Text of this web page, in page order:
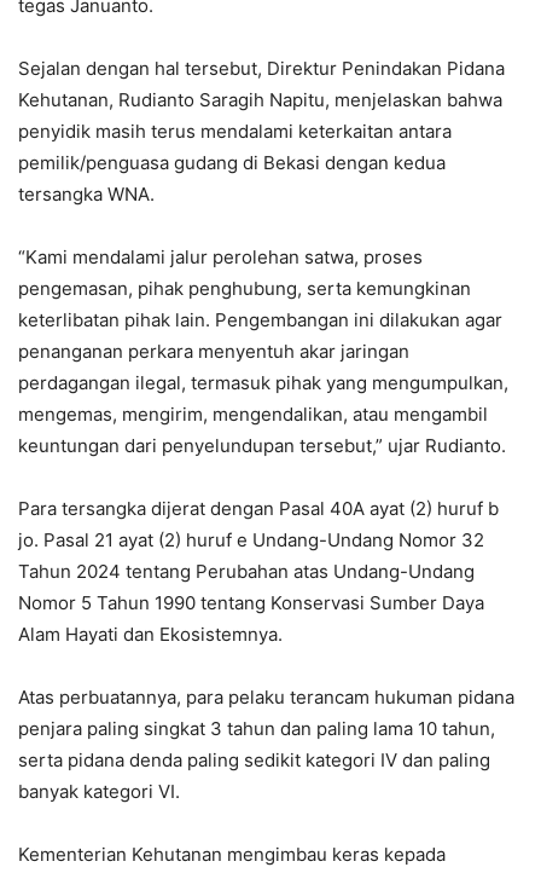
tegas Januanto.
Sejalan dengan hal tersebut, Direktur Penindakan Pidana
Kehutanan, Rudianto Saragih Napitu, menjelaskan bahwa
penyidik masih terus mendalami keterkaitan antara
pemilik/penguasa gudang di Bekasi dengan kedua
tersangka WNA.
“Kami mendalami jalur perolehan satwa, proses
pengemasan, pihak penghubung, serta kemungkinan
keterlibatan pihak lain. Pengembangan ini dilakukan agar
penanganan perkara menyentuh akar jaringan
perdagangan ilegal, termasuk pihak yang mengumpulkan,
mengemas, mengirim, mengendalikan, atau mengambil
keuntungan dari penyelundupan tersebut,” ujar Rudianto.
Para tersangka dijerat dengan Pasal 40A ayat (2) huruf b
jo. Pasal 21 ayat (2) huruf e Undang-Undang Nomor 32
Tahun 2024 tentang Perubahan atas Undang-Undang
Nomor 5 Tahun 1990 tentang Konservasi Sumber Daya
Alam Hayati dan Ekosistemnya.
Atas perbuatannya, para pelaku terancam hukuman pidana
penjara paling singkat 3 tahun dan paling lama 10 tahun,
serta pidana denda paling sedikit kategori IV dan paling
banyak kategori VI.
Kementerian Kehutanan mengimbau keras kepada